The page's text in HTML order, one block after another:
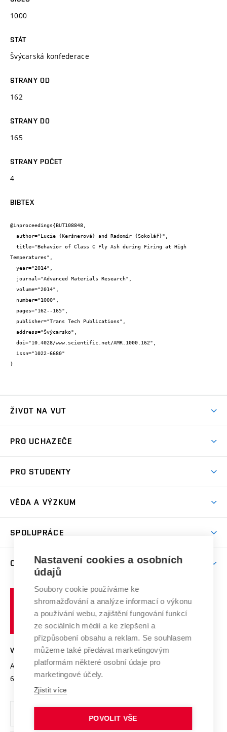
1000
STÁT
Švýcarská konfederace
STRANY OD
162
STRANY DO
165
STRANY POČET
4
BIBTEX
@inproceedings{BUT108848,
Temperatures",
}
ŽIVOT NA VUT
Koleje
Sport na VUT
PRO UCHAZEČE
Dny otevřených dveří
Celoživotní vzdělávání
E-přihláška
PRO STUDENTY
Harmonogram akademického roku
Závěrečné práce
Doktorské studium
Zpracování osobních údajů studentů
Sociální bezpečí
Studium bez bariér
Podpora podnikání
VĚDA A VÝZKUM
Mezinárodní vědecká rada
Systém zajišťování kvality výzkumu
Výzkumné infrastruktury
Transfer znalostí
Open Science
Projekty
Projekty ze strukturálních fondů
Specifický výzkum
SPOLUPRÁCE
Firemní spolupráce
Zahraniční spolupráce
Spolupráce se školami
Mezinárodní dohody
Univerzitní sítě
O UNIVERZITĚ
Profil univerzity
Udržitelná univerzita
Podnikavá univerzita / ContriBUTe
Bezpečná univerzita
Vyznamenání
Organizační struktura
Ochrana osobních údajů
učení
technické
Brně
VYSOKÉ UČENÍ TECHNICKÉ V BRNĚ
Antonínská 548/1
602 00 Brno
www.vut.cz
vut@vutbr.cz
Nastavení cookies a osobních
údajů
Soubory cookie používáme ke
shromažďování a analýze informací o výkonu
a používání webu, zajištění fungování funkcí
ze sociálních médií a ke zlepšení a
přizpůsobení obsahu a reklam. Se souhlasem
můžeme také předávat marketingovým
platformám některé osobní údaje pro
marketingové účely.
Zjistit více
POVOLIT VŠE